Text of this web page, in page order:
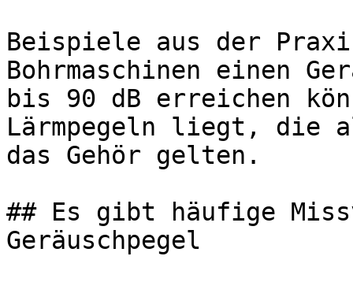
Beispiele aus der
Bohrmaschinen einen
bis 90 dB erreichen
Lärmpegeln liegt, die
das Gehör gelten.
## Es gibt häufige
Geräuschpegel